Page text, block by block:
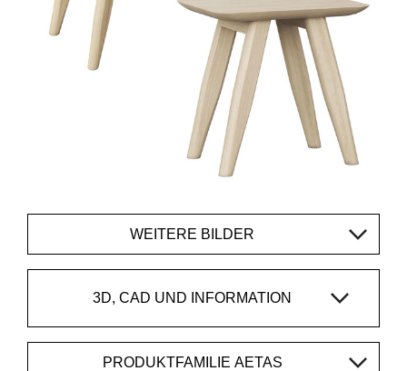
WEITERE BILDER
3D, CAD UND INFORMATION
PRODUKTFAMILIE AETAS